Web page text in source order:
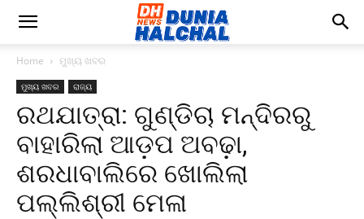
Home ମୁଖ୍ୟ ଖବର
ମୁଖ୍ୟ ଖବର ରାଜ୍ୟ
ରଥଯାତ୍ରା: ଗୁଣ୍ଡିଚା ମନ୍ଦିରରୁ
ବାହାରିଲା ଆଡ଼ପ ଅବଢ଼ା,
ଶରଧାବାଲିରେ ଖୋଲିଲା
ପଲ୍ଲିଶ୍ରୀ ମେଳା